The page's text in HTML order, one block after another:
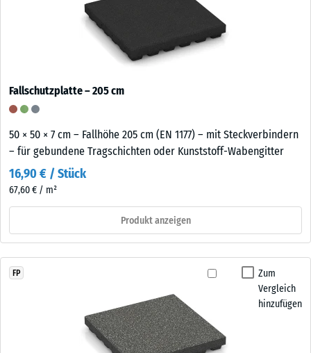
Fallschutzplatte – 205 cm
50 × 50 × 7 cm – Fallhöhe 205 cm (EN 1177) – mit Steckverbindern
– für gebundene Tragschichten oder Kunststoff-Wabengitter
16,90 € / Stück
67,60 € / m²
Produkt anzeigen
Zum
Vergleich
hinzufügen
FP